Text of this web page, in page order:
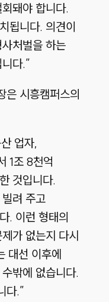
돼야 합니다.
됩니다. 의견이
처벌을 하는
다.”
은 시흥캠퍼스의
업자,
1조 8천억
것입니다.
려 주고
. 이런 형태의
가 없는지 다시
대선 이후에
밖에 없습니다.
다.”